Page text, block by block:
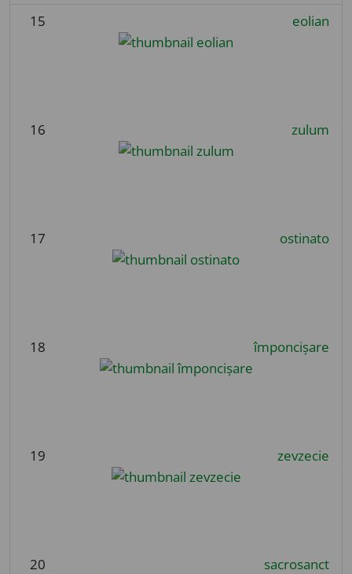
15 eolian
16 zulum
17 ostinato
18 împoncișare
19 zevzecie
20 sacrosanct